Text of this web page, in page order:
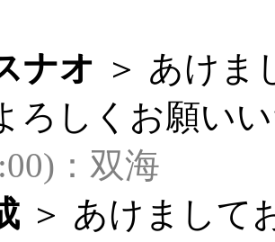
ナオ ＞ あけま
ろしくお願い
：双海
＞ あけまして